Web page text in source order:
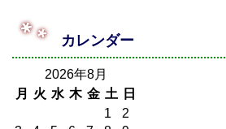
カレンダー
2026年8月
月
火 水 木 金 土
日
1
2